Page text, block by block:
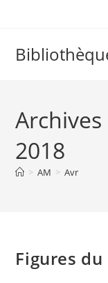
2018
> AM > Avr
Figures